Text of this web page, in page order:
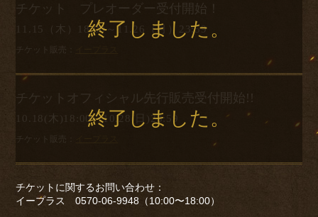
チケット プレオーダー受付開始！
11.15（木）18:00～11.26（月）23:59
チケット販売：
チケットオフィシャル先行販売受付開始!!
10.18(木)18:00～10.28(日)23:59
チケット販売：
チケットに関するお問い合わせ：
イープラス 0570-06-9948（10:00〜18:00）